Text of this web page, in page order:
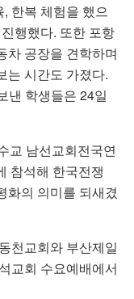
한복 체험을 했으
행했다. 또한 포항
차 공장을 견학하며
는 시간도 가졌다.
낸 학생들은 24일
교 남선교회전국연
참석해 한국전쟁
화의 의미를 되새겼
천교회와 부산제일
교회 수요예배에서